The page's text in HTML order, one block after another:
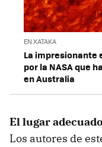
EN XATAKA
La impresionante
por la NASA que
en Australia
El lugar
Los autores de